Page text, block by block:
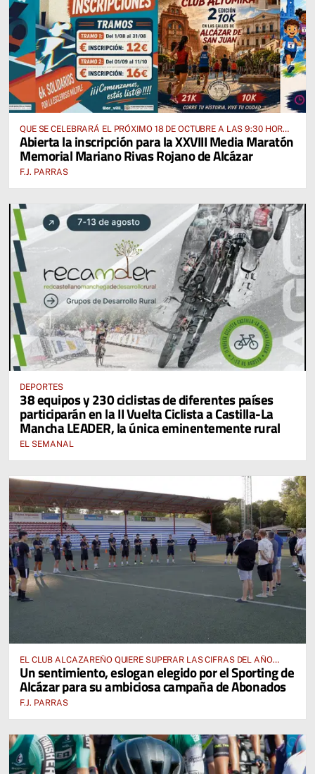
QUE SE CELEBRARÁ EL PRÓXIMO 18 DE OCTUBRE A LAS 9:30 HORAS
DESDE EL PABELLÓN VICENTE PANIAGUA
Abierta la inscripción para la XXVIII Media Maratón
Memorial Mariano Rivas Rojano de Alcázar
F.J. PARRAS
DEPORTES
38 equipos y 230 ciclistas de diferentes países
participarán en la II Vuelta Ciclista a Castilla-La
Mancha LEADER, la única eminentemente rural
EL SEMANAL
EL CLUB ALCAZAREÑO QUIERE SUPERAR LAS CIFRAS DEL AÑO
PASADO E INCLUSO DUPLICARLAS
Un sentimiento, eslogan elegido por el Sporting de
Alcázar para su ambiciosa campaña de Abonados
F.J. PARRAS